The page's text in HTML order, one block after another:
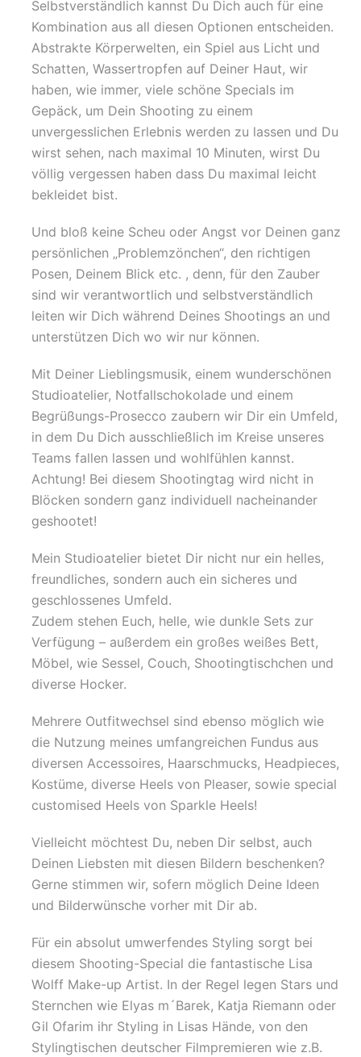
Selbstverständlich kannst Du Dich auch für eine
Kombination aus all diesen Optionen entscheiden.
Abstrakte Körperwelten, ein Spiel aus Licht und
Schatten, Wassertropfen auf Deiner Haut, wir
haben, wie immer, viele schöne Specials im
Gepäck, um Dein Shooting zu einem
unvergesslichen Erlebnis werden zu lassen und Du
wirst sehen, nach maximal 10 Minuten, wirst Du
völlig vergessen haben dass Du maximal leicht
bekleidet bist.
Und bloß keine Scheu oder Angst vor Deinen ganz
persönlichen „Problemzönchen“, den richtigen
Posen, Deinem Blick etc. , denn, für den Zauber
sind wir verantwortlich und selbstverständlich
leiten wir Dich während Deines Shootings an und
unterstützen Dich wo wir nur können.
Mit Deiner Lieblingsmusik, einem wunderschönen
Studioatelier, Notfallschokolade und einem
Begrüßungs-Prosecco zaubern wir Dir ein Umfeld,
in dem Du Dich ausschließlich im Kreise unseres
Teams fallen lassen und wohlfühlen kannst.
Achtung! Bei diesem Shootingtag wird nicht in
Blöcken sondern ganz individuell nacheinander
geshootet!
Mein Studioatelier bietet Dir nicht nur ein helles,
freundliches, sondern auch ein sicheres und
geschlossenes Umfeld.
Zudem stehen Euch, helle, wie dunkle Sets zur
Verfügung – außerdem ein großes weißes Bett,
Möbel, wie Sessel, Couch, Shootingtischchen und
diverse Hocker.
Mehrere Outfitwechsel sind ebenso möglich wie
die Nutzung meines umfangreichen Fundus aus
diversen Accessoires, Haarschmucks, Headpieces,
Kostüme, diverse Heels von Pleaser, sowie special
customised Heels von Sparkle Heels!
Vielleicht möchtest Du, neben Dir selbst, auch
Deinen Liebsten mit diesen Bildern beschenken?
Gerne stimmen wir, sofern möglich Deine Ideen
und Bilderwünsche vorher mit Dir ab.
Für ein absolut umwerfendes Styling sorgt bei
diesem Shooting-Special die fantastische Lisa
Wolff Make-up Artist. In der Regel legen Stars und
Sternchen wie Elyas m´Barek, Katja Riemann oder
Gil Ofarim ihr Styling in Lisas Hände, von den
Stylingtischen deutscher Filmpremieren wie z.B.